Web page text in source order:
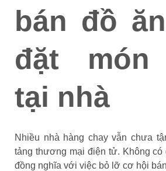
bán đồ
đặt món
tại nhà
Nhiều nhà hàng chay vẫn chưa
tảng thương mại điện tử. Không có
đồng nghĩa với việc bỏ lỡ cơ hội